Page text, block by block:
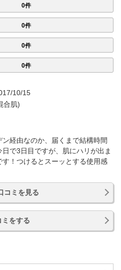
0件
0件
0件
0件
10/15
合肌)
経由なのか、届くまで結構時間
で3日目ですが、肌にハリが出ま
！つけるとスーッとする使用感
コミを見る
ミをする